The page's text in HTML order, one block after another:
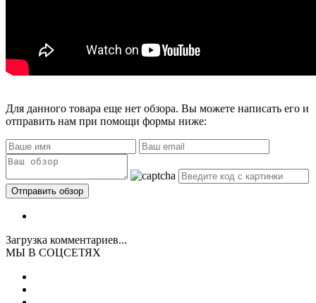
Для данного товара еще нет обзора. Вы можете написать его и
отправить нам при помощи формы ниже:
Загрузка комментариев...
МЫ В СОЦСЕТЯХ